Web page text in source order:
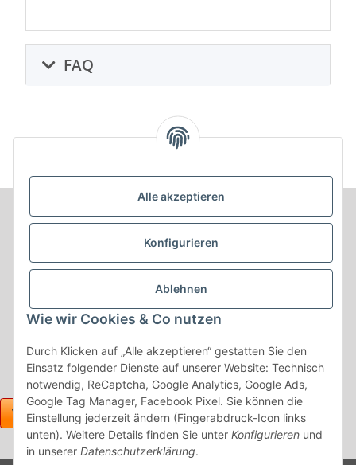
Alle akzeptieren
Konfigurieren
Ablehnen
Wie wir Cookies & Co nutzen
Durch Klicken auf „Alle akzeptieren“ gestatten Sie den
Einsatz folgender Dienste auf unserer Website: Technisch
notwendig, ReCaptcha, Google Analytics, Google Ads,
Google Tag Manager, Facebook Pixel. Sie können die
Einstellung jederzeit ändern (Fingerabdruck-Icon links
unten). Weitere Details finden Sie unter Konfigurieren und
in unserer Datenschutzerklärung.
FAQ
Informationen
Produkt Informationen
Shop Informationen
Gesetzliche Informationen